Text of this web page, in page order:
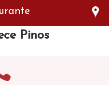
Pinos
for domain group
Please add it to
Manager to authorize